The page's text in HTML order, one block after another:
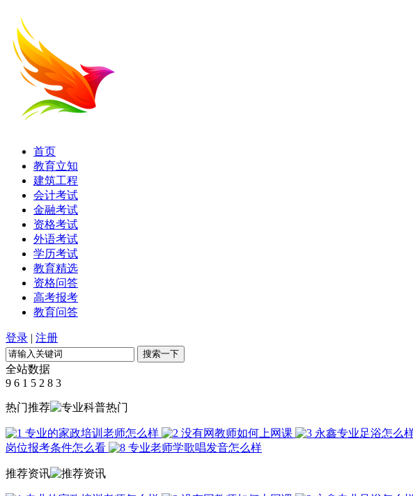
首页
教育立知
建筑工程
会计考试
金融考试
资格考试
外语考试
学历考试
教育精选
资格问答
高考报考
教育问答
登录 | 注册
全站数据
9 6 1 5 2 8 3
热门推荐
专业的家政培训老师怎么样 没有网教师如何上网课 永鑫专业足浴怎么
岗位报考条件怎么看
专业老师学歌唱发音怎么样
推荐资讯